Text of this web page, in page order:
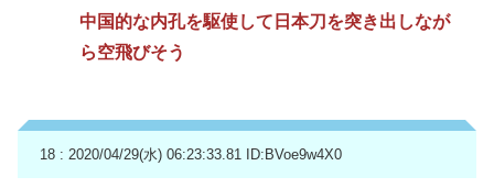
中国的な内孔を駆使して日本刀を突き出しなが
ら空飛びそう
18 : 2020/04/29(水) 06:23:33.81 ID:BVoe9w4X0